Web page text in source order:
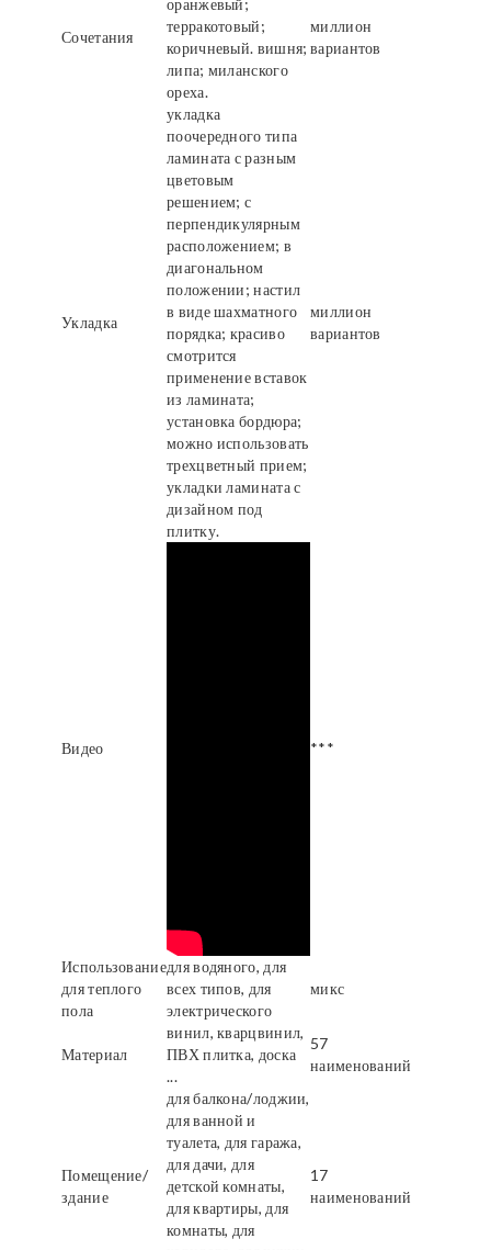
Сочетания
оранжевый;
терракотовый;
коричневый. вишня;
липа; миланского
ореха.
миллион
вариантов
Укладка
укладка
поочередного типа
ламината с разным
цветовым
решением; с
перпендикулярным
расположением; в
диагональном
положении; настил
в виде шахматного
порядка; красиво
смотрится
применение вставок
из ламината;
установка бордюра;
можно использовать
трехцветный прием;
укладки ламината с
дизайном под
плитку.
миллион
вариантов
Видео ***
Использование
для теплого
пола
для водяного, для
всех типов, для
электрического
микс
Материал
винил, кварцвинил,
ПВХ плитка, доска
...
57
наименований
Помещение/
здание
для балкона/лоджии,
для ванной и
туалета, для гаража,
для дачи, для
детской комнаты,
для квартиры, для
комнаты, для
17
наименований